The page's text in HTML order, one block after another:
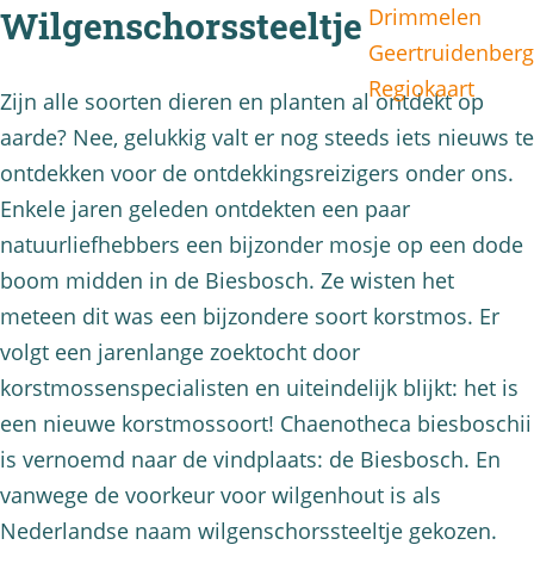
Drimmelen
Geertruidenberg
Regiokaart
Wilgenschorssteeltje
Zijn alle soorten dieren en planten al ontdekt op
aarde? Nee, gelukkig valt er nog steeds iets nieuws te
ontdekken voor de ontdekkingsreizigers onder ons.
Enkele jaren geleden ontdekten een paar
natuurliefhebbers een bijzonder mosje op een dode
boom midden in de Biesbosch. Ze wisten het
meteen dit was een bijzondere soort korstmos. Er
volgt een jarenlange zoektocht door
korstmossenspecialisten en uiteindelijk blijkt: het is
een nieuwe korstmossoort! Chaenotheca biesboschii
is vernoemd naar de vindplaats: de Biesbosch. En
vanwege de voorkeur voor wilgenhout is als
Nederlandse naam wilgenschorssteeltje gekozen.